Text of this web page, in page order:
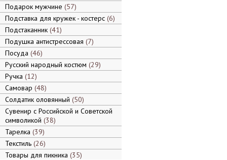
Подарок мужчине 57
Подставка для кружек - костерс 6
Подстаканник 41
Подушка антистрессовая 7
Посуда 46
Русский народный костюм 29
Ручка 12
Самовар 48
Солдатик оловянный 50
Сувенир с Российской и Советской
символикой 38
Тарелка 39
Текстиль 26
Товары для пикника 35